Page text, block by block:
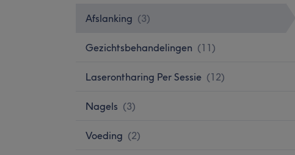
Afslanking (3)
Gezichtsbehandelingen (11)
Laserontharing Per Sessie (12)
Nagels (3)
Voeding (2)